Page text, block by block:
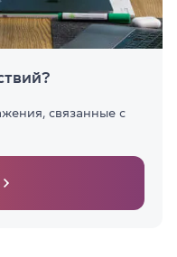
связанные с